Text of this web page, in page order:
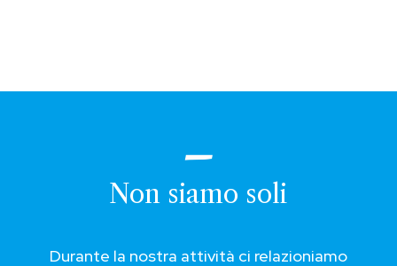
Non siamo soli
Durante la nostra attività ci relazioniamo